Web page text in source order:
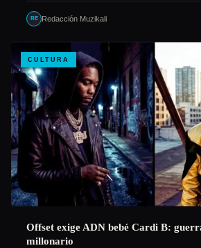
RE Redacción Muzikali
CULTURA
Offset exige ADN bebé Cardi B:
millonario